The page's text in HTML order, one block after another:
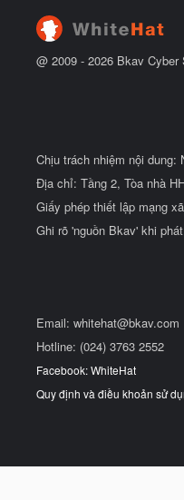
@ 2009 - 2026 Bkav Cyber
Chịu trách nhiệm nội dung:
Địa chỉ: Tầng 2, Tòa nhà
Giấy phép thiết lập mạng
Ghi rõ 'nguồn Bkav' khi
Email: whitehat@bkav.com
Hotline: (024) 3763 2552
Facebook: WhiteHat
Quy định và điều khoản sử